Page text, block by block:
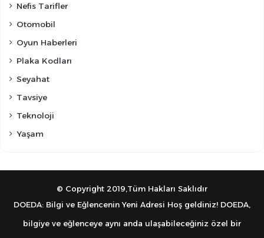
Nefis Tarifler
Otomobil
Oyun Haberleri
Plaka Kodları
Seyahat
Tavsiye
Teknoloji
Yaşam
© Copyright 2019,Tüm Hakları Saklıdır
DOEDA: Bilgi ve Eğlencenin Yeni Adresi Hoş geldiniz! DOEDA,
bilgiye ve eğlenceye aynı anda ulaşabileceğiniz özel bir